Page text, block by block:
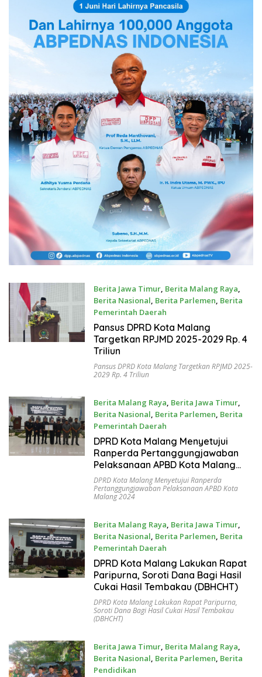
Berita Jawa Timur, Berita Malang Raya,
Berita Nasional, Berita Parlemen, Berita
Pemerintah Daerah
July 10, 2025
Pansus DPRD Kota Malang
Targetkan RPJMD 2025-2029 Rp. 4
Triliun
Pansus DPRD Kota Malang Targetkan RPJMD 2025-
2029 Rp. 4 Triliun
Berita Malang Raya, Berita Jawa Timur,
Berita Nasional, Berita Parlemen, Berita
Pemerintah Daerah
July 9, 2025
DPRD Kota Malang Menyetujui
Ranperda Pertanggungjawaban
Pelaksanaan APBD Kota Malang
2024
DPRD Kota Malang Menyetujui Ranperda
Pertanggungjawaban Pelaksanaan APBD Kota
Malang 2024
Berita Malang Raya, Berita Jawa Timur,
Berita Nasional, Berita Parlemen, Berita
Pemerintah Daerah
July 8, 2025
DPRD Kota Malang Lakukan Rapat
Paripurna, Soroti Dana Bagi Hasil
Cukai Hasil Tembakau (DBHCHT)
DPRD Kota Malang Lakukan Rapat Paripurna,
Soroti Dana Bagi Hasil Cukai Hasil Tembakau
(DBHCHT)
Berita Jawa Timur, Berita Malang Raya,
Berita Nasional, Berita Parlemen, Berita
Pendidikan